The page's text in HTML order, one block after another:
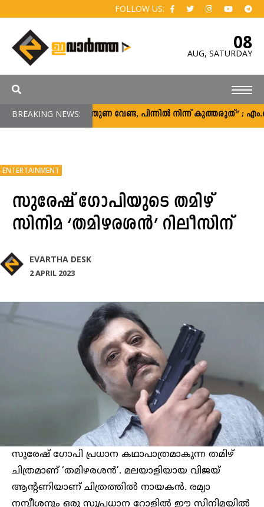
FOLLOW US:
08
AUG, SATURDAY
BREAKING NEWS:“പിന്തുണ വേണ്ട, പിന്നിൽ നിന്ന് കുത്തരുത്” ;
ENTERTAINMENT
സുരേഷ് ഗോപിയുടെ തമിഴ്
സിനിമ ‘തമിഴരശൻ’ റിലീസിന്
EVARTHA DESK
2 APRIL 2023
സുരേഷ് ഗോപി പ്രധാന കഥാപാത്രമാകുന്ന തമിഴ്
ചിത്രമാണ് ‘തമിഴരശൻ’. മലയാളിയായ വിജയ്
ആന്റണിയാണ് ചിത്രത്തില്‍ നായകൻ. രമ്യാ
നമ്പീശനും ഒരു സുപ്രധാന റോളിൽ ഈ സിനിമയിൽ